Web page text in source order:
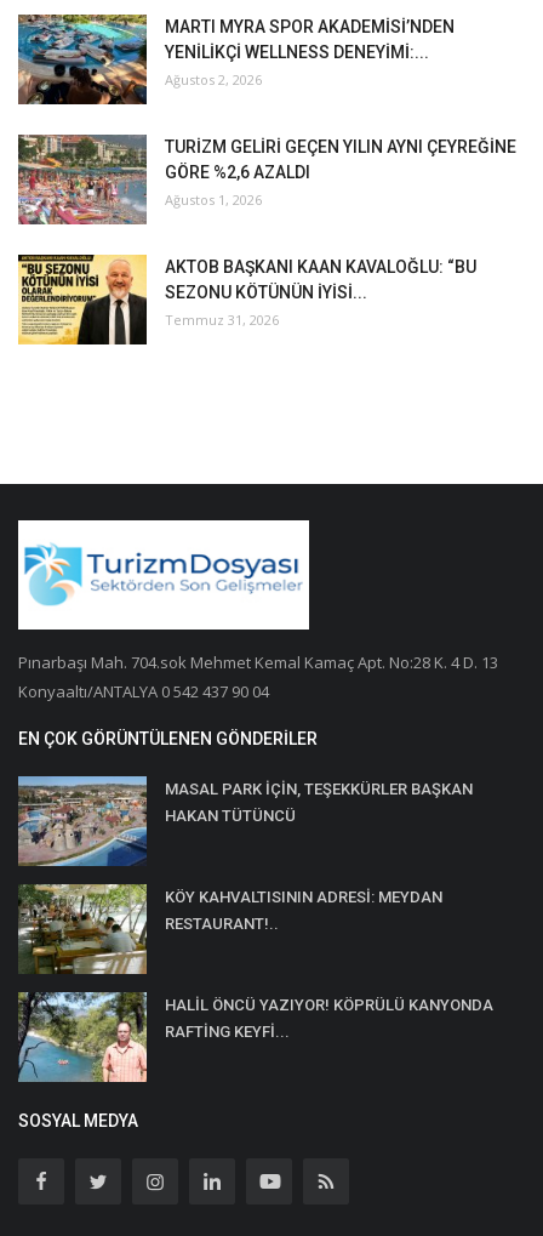
MARTI MYRA SPOR AKADEMİSİ’NDEN
YENİLİKÇİ WELLNESS DENEYİMİ:...
Ağustos 2, 2026
TURİZM GELİRİ GEÇEN YILIN AYNI ÇEYREĞİNE
GÖRE %2,6 AZALDI
Ağustos 1, 2026
AKTOB BAŞKANI KAAN KAVALOĞLU: “BU
SEZONU KÖTÜNÜN İYİSİ...
Temmuz 31, 2026
Pınarbaşı Mah. 704.sok Mehmet Kemal Kamaç Apt. No:28 K. 4 D. 13
Konyaaltı/ANTALYA 0 542 437 90 04
EN ÇOK GÖRÜNTÜLENEN GÖNDERILER
MASAL PARK İÇİN, TEŞEKKÜRLER BAŞKAN
HAKAN TÜTÜNCÜ
KÖY KAHVALTISININ ADRESİ: MEYDAN
RESTAURANT!..
HALİL ÖNCÜ YAZIYOR! KÖPRÜLÜ KANYONDA
RAFTİNG KEYFİ...
SOSYAL MEDYA